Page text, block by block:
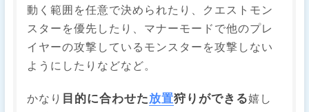
動く範囲を任意で決められたり、クエストモン
スターを優先したり、マナーモードで他のプレ
イヤーの攻撃しているモンスターを攻撃しない
ようにしたりなどなど。
かなり 目的に合わせた放置狩りができる嬉し